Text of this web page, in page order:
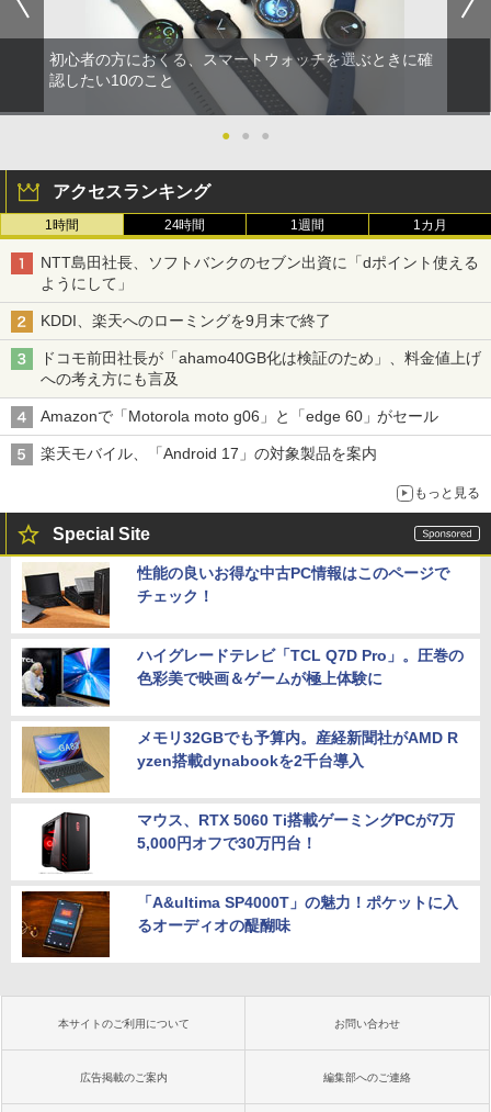
初心者の方におくる、スマートウォッチを選ぶときに確
認したい10のこと
● ● ●
アクセスランキング
1時間 24時間 1週間 1カ月
NTT島田社長、ソフトバンクのセブン出資に「dポイント使える
ようにして」
KDDI、楽天へのローミングを9月末で終了
ドコモ前田社長が「ahamo40GB化は検証のため」、料金値上げ
への考え方にも言及
Amazonで「Motorola moto g06」と「edge 60」がセール
楽天モバイル、「Android 17」の対象製品を案内
もっと見る
Special Site
性能の良いお得な中古PC情報はこのページで
チェック！
ハイグレードテレビ「TCL Q7D Pro」。圧巻の
色彩美で映画＆ゲームが極上体験に
メモリ32GBでも予算内。産経新聞社がAMD R
yzen搭載dynabookを2千台導入
マウス、RTX 5060 Ti搭載ゲーミングPCが7万
5,000円オフで30万円台！
「A&ultima SP4000T」の魅力！ポケットに入
るオーディオの醍醐味
本サイトのご利用について お問い合わせ
広告掲載のご案内 編集部へのご連絡